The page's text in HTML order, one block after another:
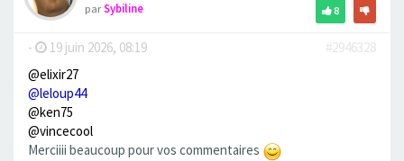
parSybiline 8
- 19 juin 2026, 08:19
#2946328
@elixir27
@leloup44
@ken75
@vincecool
Merciiii beaucoup pour vos commentaires